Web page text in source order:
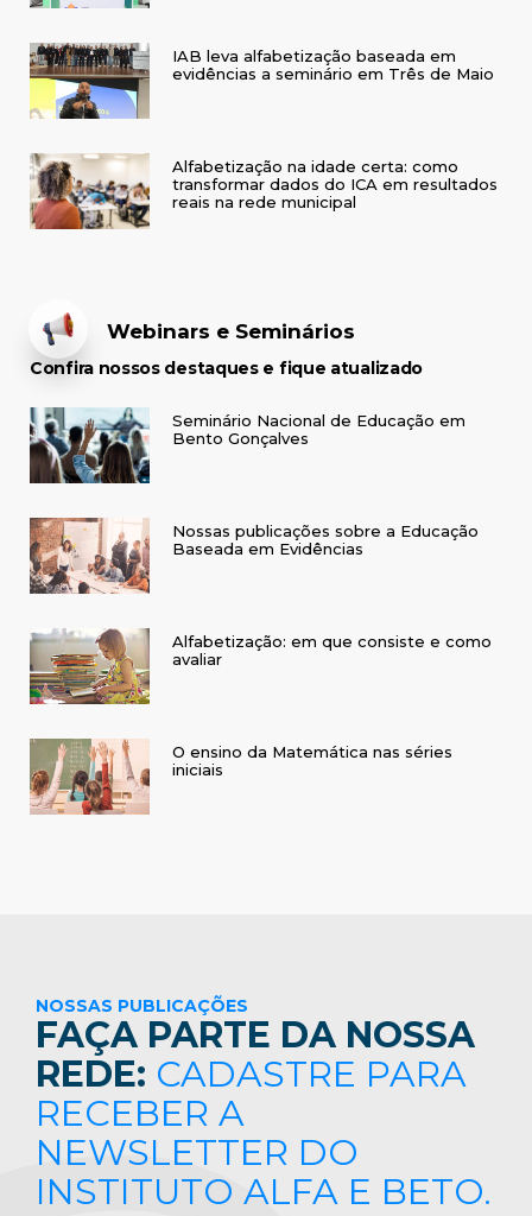
IAB leva alfabetização baseada em
evidências a seminário em Três de Maio
Alfabetização na idade certa: como
transformar dados do ICA em resultados
reais na rede municipal
Webinars e Seminários
Confira nossos destaques e fique atualizado
Seminário Nacional de Educação em
Bento Gonçalves
Nossas publicações sobre a Educação
Baseada em Evidências
Alfabetização: em que consiste e como
avaliar
O ensino da Matemática nas séries
iniciais
NOSSAS PUBLICAÇÕES
FAÇA PARTE DA NOSSA
REDE: CADASTRE PARA
RECEBER A
NEWSLETTER DO
INSTITUTO ALFA E BETO.